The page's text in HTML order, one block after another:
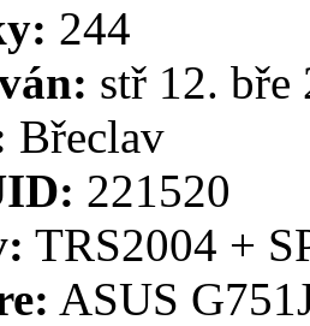
244
stř 12. bře
Břeclav
221520
TRS2004 +
ASUS